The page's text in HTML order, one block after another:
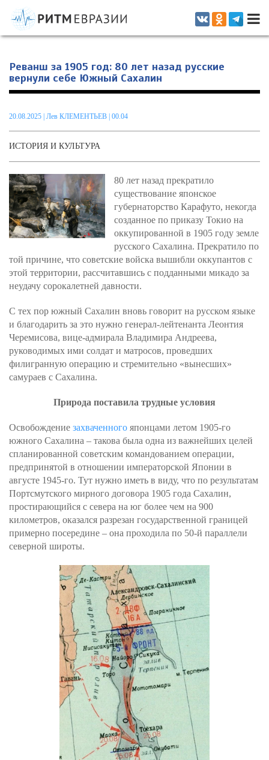
Информационно-аналитическое издание, посвященное актуальным
проблемам интеграции на постсоветском пространстве
Реванш за 1905 год: 80 лет назад русские
вернули себе Южный Сахалин
20.08.2025 Лев КЛЕМЕНТЬЕВ | 00.04
ИСТОРИЯ И КУЛЬТУРА
80 лет назад прекратило
существование японское
губернаторство Карафуто, некогда
созданное по приказу Токио на
оккупированной в 1905 году земле
русского Сахалина. Прекратило по
той причине, что советские войска вышибли оккупантов с
этой территории, рассчитавшись с подданными микадо за
неудачу сорокалетней давности.
С тех пор южный Сахалин вновь говорит на русском языке
и благодарить за это нужно генерал-лейтенанта Леонтия
Черемисова, вице-адмирала Владимира Андреева,
руководимых ими солдат и матросов, проведших
филигранную операцию и стремительно «вынесших»
самураев с Сахалина.
Природа поставила трудные условия
Освобождение захваченного японцами летом 1905-го
южного Сахалина – такова была одна из важнейших целей
спланированной советским командованием операции,
предпринятой в отношении императорской Японии в
августе 1945-го. Тут нужно иметь в виду, что по результатам
Портсмутского мирного договора 1905 года Сахалин,
простирающийся с севера на юг более чем на 900
километров, оказался разрезан государственной границей
примерно посередине – она проходила по 50-й параллели
северной широты.